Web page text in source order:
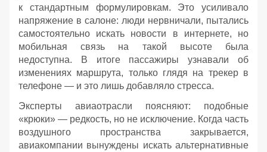
к стандартным формулировкам. Это усиливало
напряжение в салоне: люди нервничали, пытались
самостоятельно искать новости в интернете, но
мобильная связь на такой высоте была
недоступна. В итоге пассажиры узнавали об
изменениях маршрута, только глядя на трекер в
телефоне — и это лишь добавляло стресса.
Эксперты авиаотрасли поясняют: подобные
«крюки» — редкость, но не исключение. Когда часть
воздушного пространства закрывается,
авиакомпании вынуждены искать альтернативные